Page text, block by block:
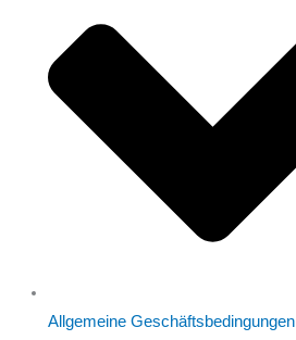
Allgemeine Geschäftsbedingungen